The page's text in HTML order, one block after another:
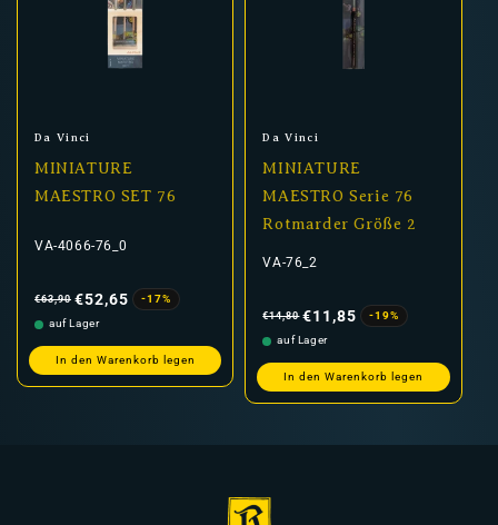
Anbieter:
Da Vinci
MINIATURE
MAESTRO SET 76
VA-4066-76_0
Preis
€63,90 €52,65
-17%
auf Lager
In den Warenkorb legen
Anbieter:
Da Vinci
MINIATURE
MAESTRO Serie 76
Rotmarder Größe 2
VA-76_2
Preis
€14,80 €11,85
-19%
auf Lager
In den Warenkorb legen